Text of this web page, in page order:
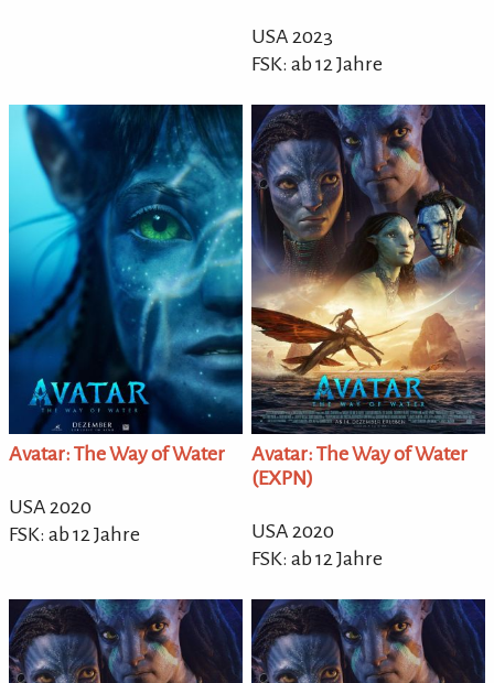
USA 2023
FSK: ab 12 Jahre
Avatar: The Way of Water
USA 2020
FSK: ab 12 Jahre
Avatar: The Way of Water
(EXPN)
USA 2020
FSK: ab 12 Jahre